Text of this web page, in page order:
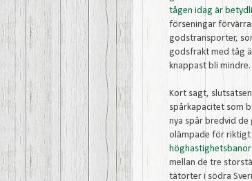
tågen idag är
förseningar
godstransporter,
godsfrakt med tåg
knappast bli mindre.
Kort sagt,
spårkapacitet som
nya spår bredvid
olämpade för riktigt
höghastighetsbanor
mellan de tre
tätorter i södra